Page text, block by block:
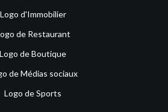
Logo d'Immobilier
de Restaurant
Logo de Boutique
de Médias sociaux
Logo de Sports